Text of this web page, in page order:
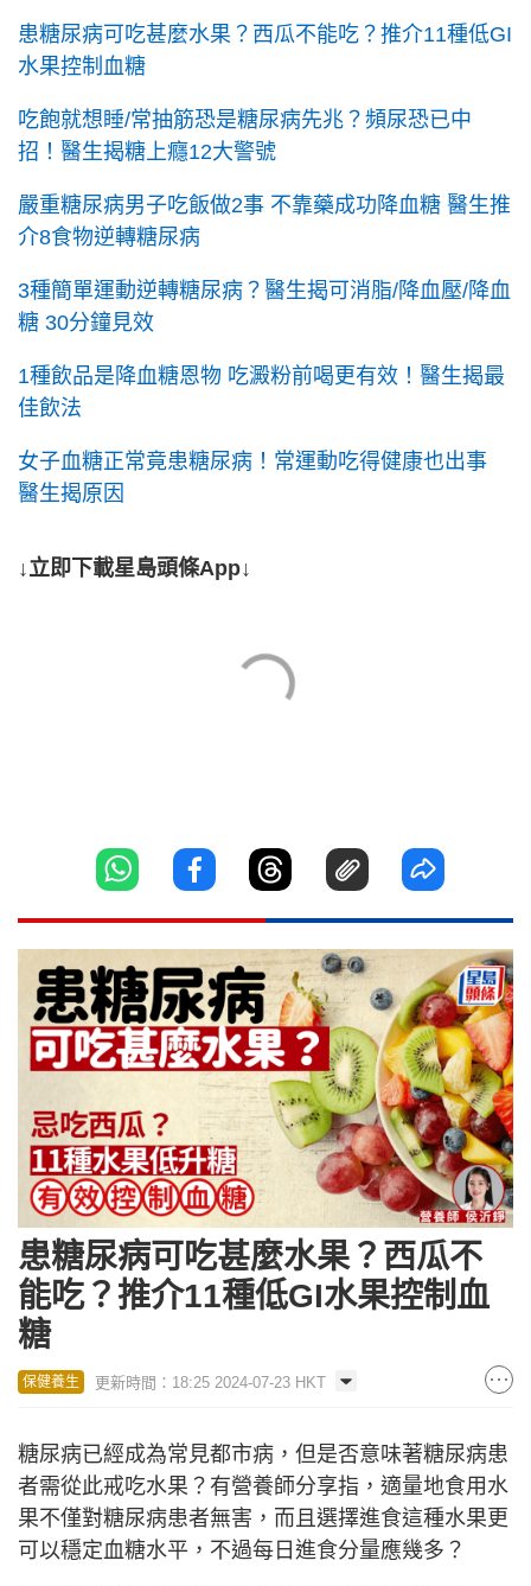
患糖尿病可吃甚麼水果？西瓜不能吃？推介11種低GI
水果控制血糖
吃飽就想睡/常抽筋恐是糖尿病先兆？頻尿恐已中
招！醫生揭糖上癮12大警號
嚴重糖尿病男子吃飯做2事 不靠藥成功降血糖 醫生推
介8食物逆轉糖尿病
3種簡單運動逆轉糖尿病？醫生揭可消脂/降血壓/降血
糖 30分鐘見效
1種飲品是降血糖恩物 吃澱粉前喝更有效！醫生揭最
佳飲法
女子血糖正常竟患糖尿病！常運動吃得健康也出事
醫生揭原因
↓立即下載星島頭條App↓
患糖尿病可吃甚麼水果？西瓜不
能吃？推介11種低GI水果控制血
糖
保健養生 更新時間：18:25 2024-07-23 HKT
糖尿病已經成為常見都市病，但是否意味著糖尿病患
者需從此戒吃水果？有營養師分享指，適量地食用水
果不僅對糖尿病患者無害，而且選擇進食這種水果更
可以穩定血糖水平，不過每日進食分量應幾多？